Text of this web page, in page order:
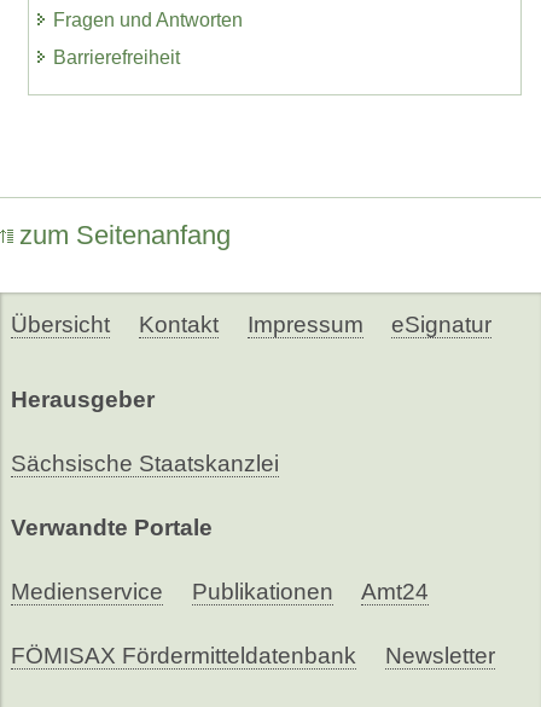
Fragen und Antworten
Barrierefreiheit
zum Seitenanfang
Übersicht Kontakt Impressum eSignatur
Herausgeber
Sächsische Staatskanzlei
Verwandte Portale
Medienservice Publikationen Amt24
FÖMISAX Fördermitteldatenbank Newsletter